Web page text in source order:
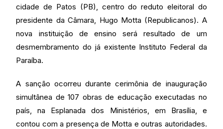
cidade de Patos (PB), centro do reduto eleitoral do
presidente da Câmara, Hugo Motta (Republicanos). A
nova instituição de ensino será resultado de um
desmembramento do já existente Instituto Federal da
Paraíba.
A sanção ocorreu durante cerimônia de inauguração
simultânea de 107 obras de educação executadas no
país, na Esplanada dos Ministérios, em Brasília, e
contou com a presença de Motta e outras autoridades.